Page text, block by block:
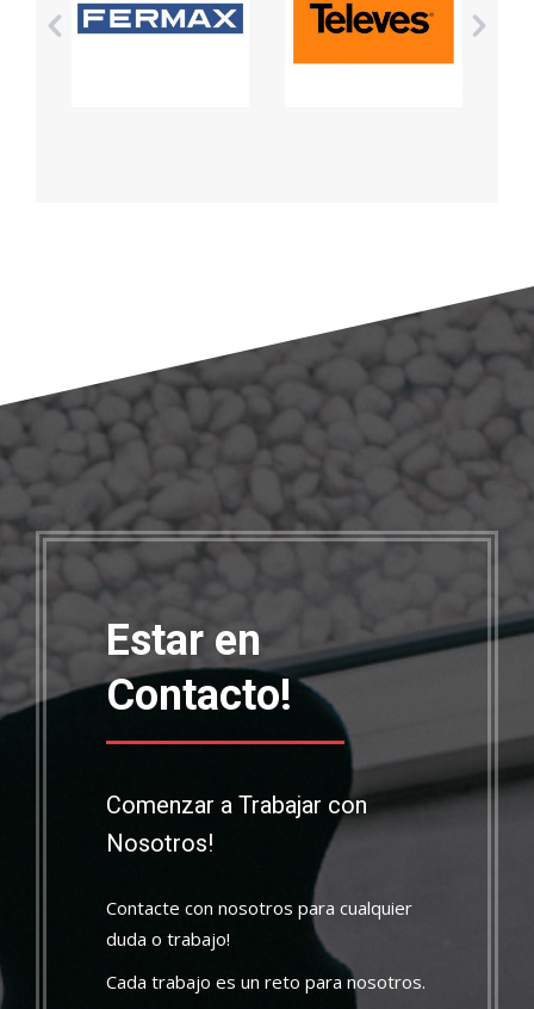
Estar en
Contacto!
Comenzar a Trabajar con
Nosotros!
Contacte con nosotros para cualquier
duda o trabajo!
Cada trabajo es un reto para nosotros.